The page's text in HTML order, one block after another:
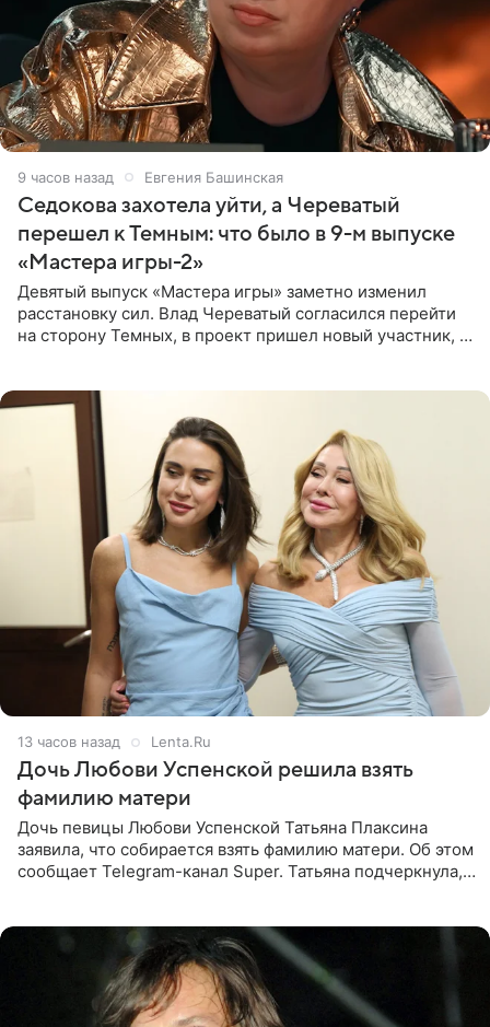
9 часов назад Евгения Башинская
Седокова захотела уйти, а Череватый
перешел к Темным: что было в 9-м выпуске
«Мастера игры-2»
Девятый выпуск «Мастера игры» заметно изменил
расстановку сил. Влад Череватый согласился перейти
на сторону Темных, в проект пришел новый участник, а
13 часов назад Lenta.Ru
Дочь Любови Успенской решила взять
фамилию матери
Дочь певицы Любови Успенской Татьяна Плаксина
заявила, что собирается взять фамилию матери. Об этом
сообщает Telegram-канал Super. Татьяна подчеркнула,